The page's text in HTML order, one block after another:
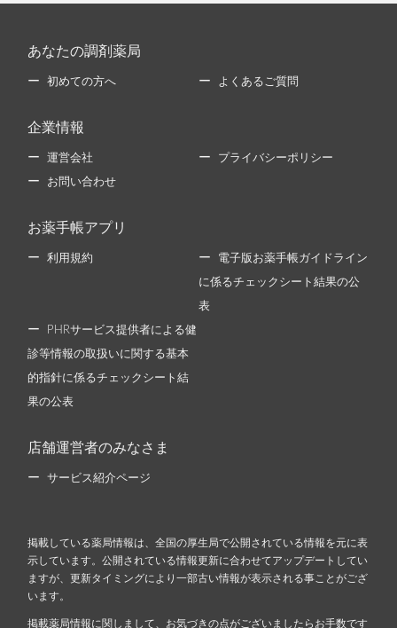
あなたの調剤薬局
初めての方へ よくあるご質問
企業情報
運営会社 プライバシーポリシー
お問い合わせ
お薬手帳アプリ
利用規約 電子版お薬手帳ガイドライン
に係るチェックシート結果の公
表
PHRサービス提供者による健
診等情報の取扱いに関する基本
的指針に係るチェックシート結
果の公表
店舗運営者のみなさま
サービス紹介ページ
掲載している薬局情報は、全国の厚生局で公開されている情報を元に表
示しています。公開されている情報更新に合わせてアップデートしてい
ますが、更新タイミングにより一部古い情報が表示される事ことがござ
います。
掲載薬局情報に関しまして、お気づきの点がございましたらお手数です